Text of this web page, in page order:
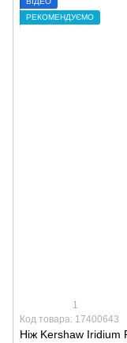
РЕКОМЕНДУЄМО
1
Код товара: 17400643
Ніж Kershaw Iridium